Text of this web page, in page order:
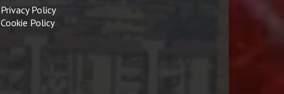
Privacy Policy
Cookie Policy